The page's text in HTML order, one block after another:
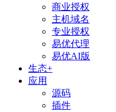
商业授权
主机域名
专业授权
易优代理
易优AI版
生态+
应用
源码
插件